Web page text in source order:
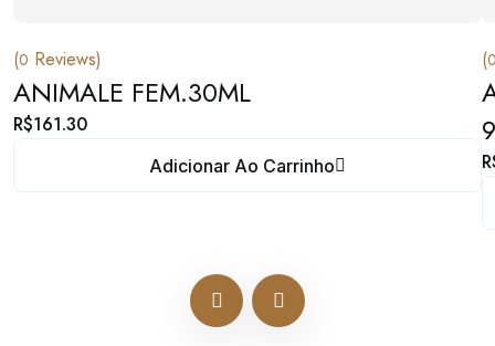
(0 Reviews)
ANIMALE FEM.30ML
R$161.30
Adicionar Ao Carrinho
(